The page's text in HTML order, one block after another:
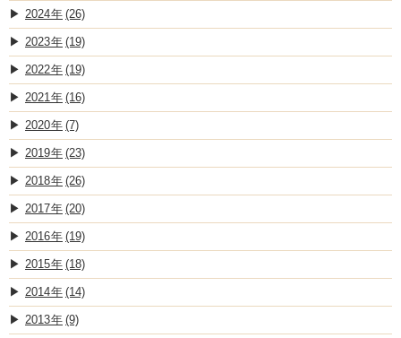
2024 (26)
2023 (19)
2022 (19)
2021 (16)
2020 (7)
2019 (23)
2018 (26)
2017 (20)
2016 (19)
2015 (18)
2014 (14)
2013 (9)